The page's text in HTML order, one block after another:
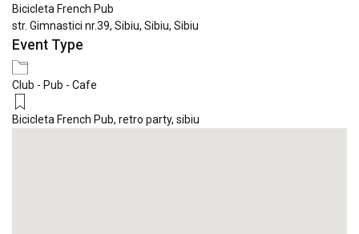
Bicicleta French Pub
str. Gimnastici nr.39, Sibiu, Sibiu, Sibiu
Event Type
Club - Pub - Cafe
Bicicleta French Pub, retro party, sibiu